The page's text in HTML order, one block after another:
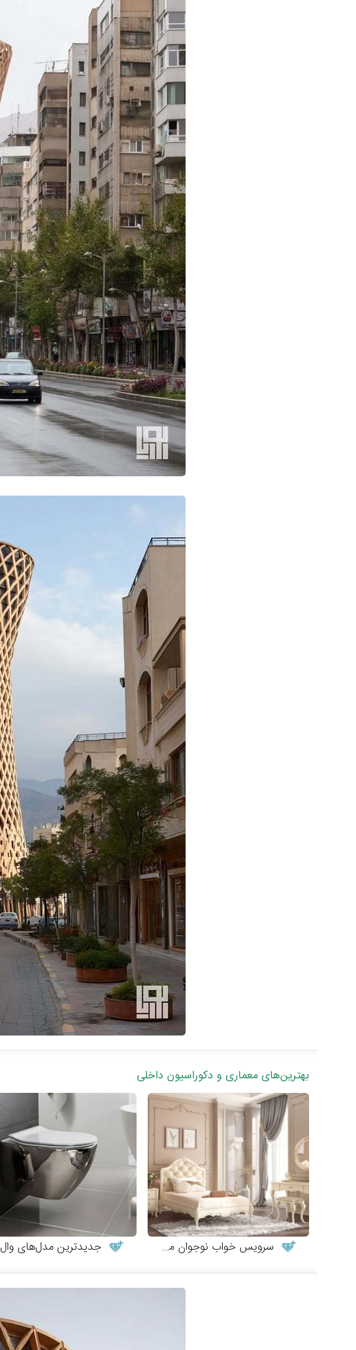
بهترین‌های معماری و دکوراسیون داخلی
سرویس خواب نوجوان مدل کاترینا جدیدترین مدل‌های وال هنگ